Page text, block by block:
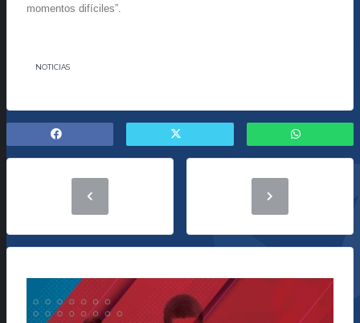
momentos difíciles”.
NOTICIAS